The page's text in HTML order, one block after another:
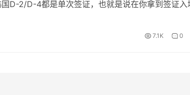
2/D-4都是单次签证，也就是说在你拿到签证入
有效期内随意出入境。 什么样的群体需要办理外
7.1K 0